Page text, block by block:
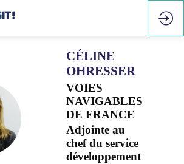
CÉLINE
OHRESSER
VOIES
NAVIGABLES
DE FRANCE
Adjointe au
chef du service
développement